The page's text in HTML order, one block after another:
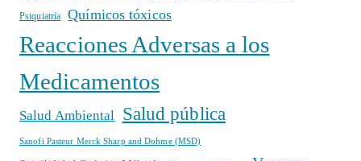
Psiquiatría Químicos tóxicos
Reacciones Adversas a los
Medicamentos
Salud Ambiental Salud pública
Sanofi Pasteur Merck Sharp and Dohme (MSD)